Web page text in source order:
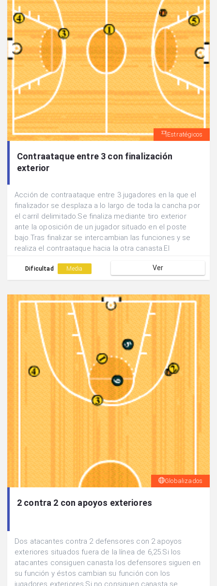
Estratégicos
Contraataque entre 3 con finalización
exterior
Acción de contraataque entre 3 jugadores en la que el
finalizador se desplaza a lo largo de toda la cancha por
el carril delimitado.Se finaliza mediante tiro exterior
ante la oposición de un jugador situado en el poste
bajo.Tras finalizar se intercambian las funciones y se
realiza el contraataque hacia la otra canasta.El
pasador se convierte en finalizador.
Dificultad Media Ver
Globalizados
2 contra 2 con apoyos exteriores
Dos atacantes contra 2 defensores con 2 apoyos
exteriores situados fuera de la línea de 6,25.Si los
atacantes consiguen canasta los defensores siguen en
su función y éstos cambian su función con los
jugadores exteriores.Si no consiguen canasta se